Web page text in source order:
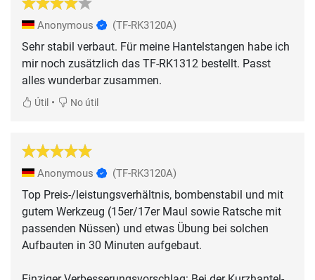
Anonymous (TF-RK3120A)
Sehr stabil verbaut. Für meine Hantelstangen habe ich
mir noch zusätzlich das TF-RK1312 bestellt. Passt
alles wunderbar zusammen.
Útil • No útil
Anonymous (TF-RK3120A)
Top Preis-/leistungsverhältnis, bombenstabil und mit
gutem Werkzeug (15er/17er Maul sowie Ratsche mit
passenden Nüssen) und etwas Übung bei solchen
Aufbauten in 30 Minuten aufgebaut.